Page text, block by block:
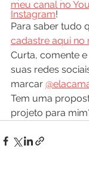
meu canal no
Instagram!
Para saber tudo
cadastre aqui no
Curta, comente
suas redes
marcar
Tem uma
projeto para